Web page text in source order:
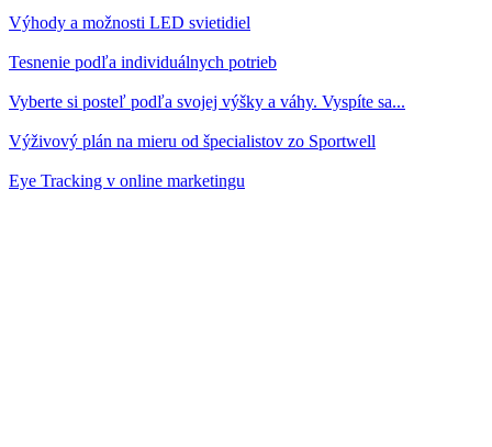
Výhody a možnosti LED svietidiel
Tesnenie podľa individuálnych potrieb
Vyberte si posteľ podľa svojej výšky a váhy. Vyspíte sa...
Výživový plán na mieru od špecialistov zo Sportwell
Eye Tracking v online marketingu